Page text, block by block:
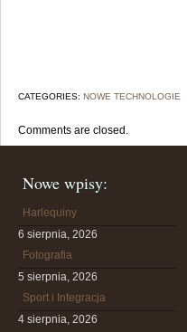
CATEGORIES: NOWE TECHNOLOGIE
Comments are closed.
Nowe wpisy:
Harlequiny
6 sierpnia, 2026
Fotografia
5 sierpnia, 2026
Sport i Integracja
4 sierpnia, 2026